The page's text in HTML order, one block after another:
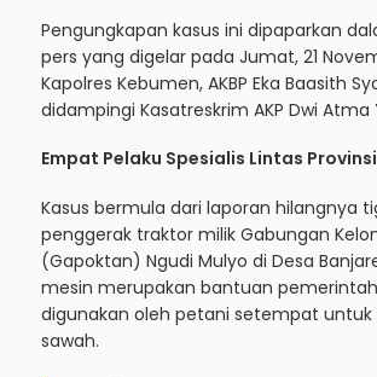
Pengungkapan kasus ini dipaparkan
pers yang digelar pada Jumat, 21
Kapolres Kebumen, AKBP Eka Baasith
didampingi Kasatreskrim AKP Dwi
Empat Pelaku Spesialis Lintas Provinsi
Kasus bermula dari laporan hilangnya
penggerak traktor milik Gabungan
(Gapoktan) Ngudi Mulyo di Desa
mesin merupakan bantuan
digunakan oleh petani setempat
sawah.